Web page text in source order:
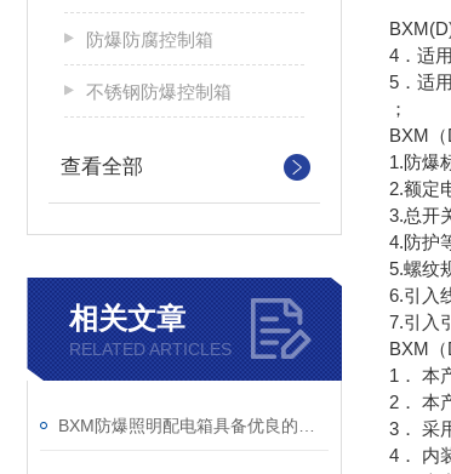
防爆防腐控制箱
不锈钢防爆控制箱
查看全部
相关文章
RELATED ARTICLES
4．适
5．适
；
BXM
1.防爆
2.额定
3.总开
4.防护
5.螺纹
6.引入
7.引入
BXM
1． 本
2． 本
3． 采
4． 内